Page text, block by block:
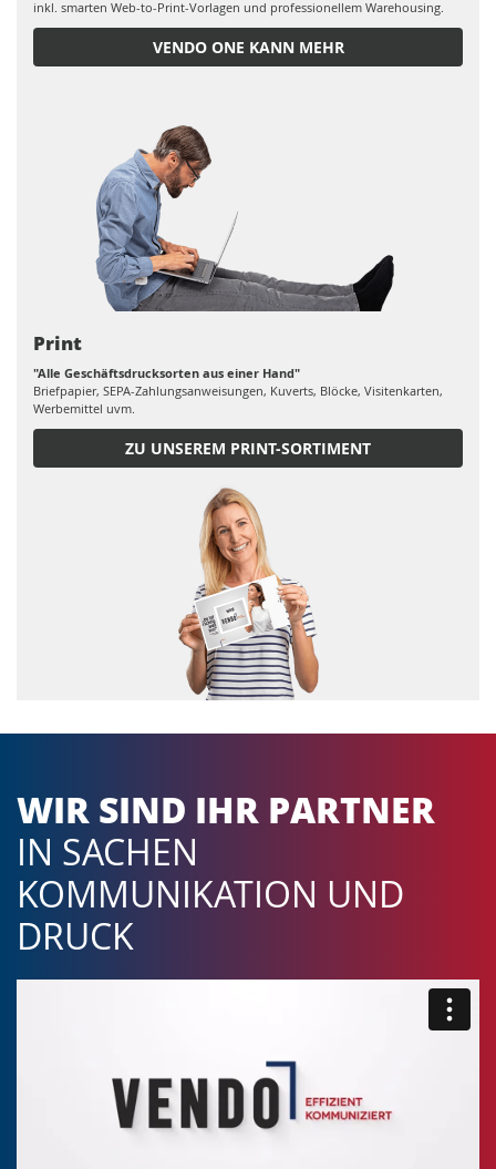
inkl. smarten Web-to-Print-Vorlagen und professionellem Warehousing.
VENDO ONE KANN MEHR
Print
"Alle Geschäftsdrucksorten aus einer Hand"
Briefpapier, SEPA-Zahlungsanweisungen, Kuverts, Blöcke, Visitenkarten,
Werbemittel uvm.
ZU UNSEREM PRINT-SORTIMENT
WIR SIND IHR PARTNER
IN SACHEN
KOMMUNIKATION UND
DRUCK